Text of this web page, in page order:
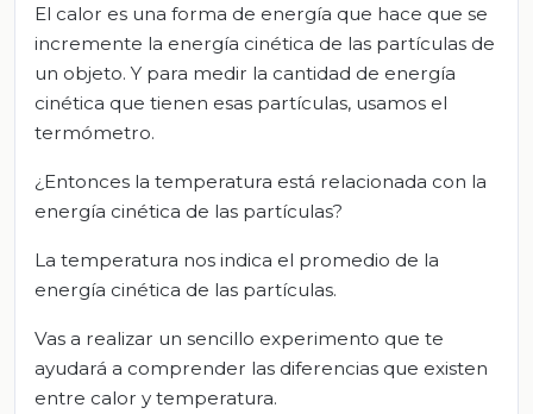
El calor es una forma de energía que hace que se
incremente la energía cinética de las partículas de
un objeto. Y para medir la cantidad de energía
cinética que tienen esas partículas, usamos el
termómetro.
¿Entonces la temperatura está relacionada con la
energía cinética de las partículas?
La temperatura nos indica el promedio de la
energía cinética de las partículas.
Vas a realizar un sencillo experimento que te
ayudará a comprender las diferencias que existen
entre calor y temperatura.